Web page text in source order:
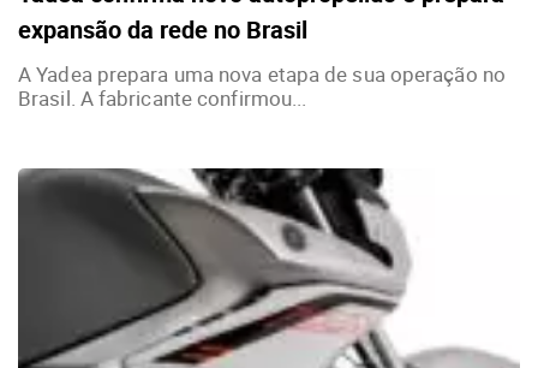
expansão da rede no Brasil
A Yadea prepara uma nova etapa de sua operação no
Brasil. A fabricante confirmou...